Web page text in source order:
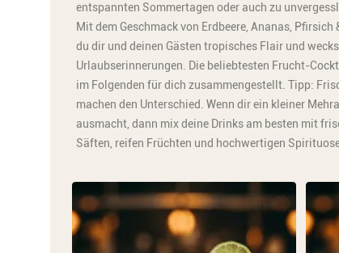
entspannten Sommertagen oder auch zu
Mit dem Geschmack von Erdbeere, Ananas, Pfirsich
du dir und deinen Gästen tropisches Flair und
Urlaubserinnerungen. Die beliebtesten Frucht-
im Folgenden für dich zusammengestellt. Tipp:
machen den Unterschied. Wenn dir ein kleiner
ausmacht, dann mix deine Drinks am besten mit
Säften, reifen Früchten und hochwertigen